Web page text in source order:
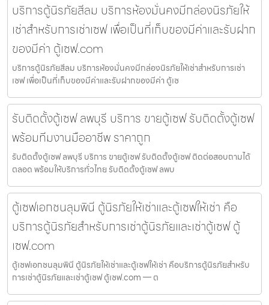
บริการตู้นิรภัยสีลม บริการห้องมั่นคงมีกล่องนิรภัยให้
เช่าสำหรับการเช่าเซฟ เพื่อเป็นที่เก็บของมีค่าและรับฝาก
ของมีค่า ตู้เซฟ.com
บริการตู้นิรภัยสีลม บริการห้องมั่นคงมีกล่องนิรภัยให้เช่าสำหรับการเช่า
เซฟ เพื่อเป็นที่เก็บของมีค่าและรับฝากของมีค่า ตู้เซ
รับติดตั้งตู้เซฟ ลพบุรี บริการ ขายตู้เซฟ รับติดตั้งตู้เซฟ
พร้อมทีมงานมืออาชีพ ราคาถูก
รับติดตั้งตู้เซฟ ลพบุรี บริการ ขายตู้เซฟ รับติดตั้งตู้เซฟ ติดต่อสอบถามได้
ตลอด พร้อมให้บริการทั่วไทย รับติดตั้งตู้เซฟ ลพบ
ตู้เซฟเอกชนลุมพินี ตู้นิรภัยให้เช่าและตู้เซฟให้เช่า คือ
บริการตู้นิรภัยสำหรับการเช่าตู้นิรภัยและเช่าตู้เซฟ ตู้
เซฟ.com
ตู้เซฟเอกชนลุมพินี ตู้นิรภัยให้เช่าและตู้เซฟให้เช่า คือบริการตู้นิรภัยสำหรับ
การเช่าตู้นิรภัยและเช่าตู้เซฟ ตู้เซฟ.com — ต